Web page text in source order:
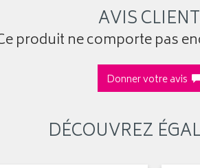
AVIS
produit ne comporte pas
Donner votre avis
DÉCOUVREZ